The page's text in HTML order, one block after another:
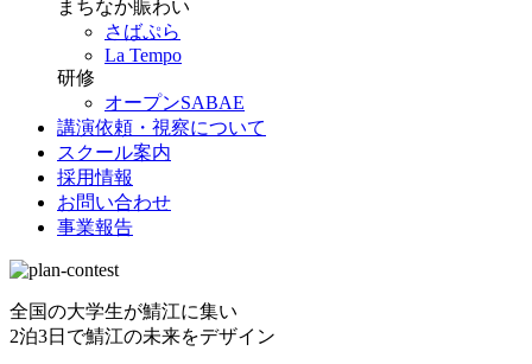
まちなか賑わい
さばぷら
La Tempo
研修
オープンSABAE
講演依頼・視察について
スクール案内
採用情報
お問い合わせ
事業報告
全国の大学生が鯖江に集い
2泊3日で鯖江の未来をデザイン